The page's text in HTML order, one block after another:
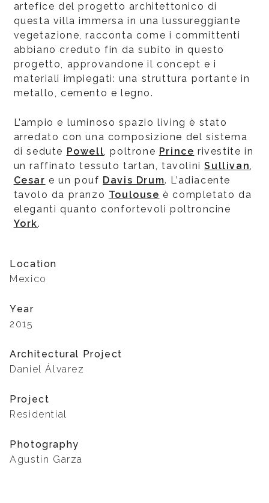
artefice del progetto architettonico di
questa villa immersa in una lussureggiante
vegetazione, racconta come i committenti
abbiano creduto fin da subito in questo
progetto, approvandone il concept e i
materiali impiegati: una struttura portante in
metallo, cemento e legno.
L’ampio e luminoso spazio living è stato
arredato con una composizione del sistema
di sedute Powell, poltrone Prince rivestite in
un raffinato tessuto tartan, tavoliniSullivan,
Cesar e un pouf Davis Drum. L’adiacente
tavolo da pranzo Toulouse è completato da
eleganti quanto confortevoli poltroncine
York.
Location
Mexico
Year
2015
Architectural Project
Daniel Álvarez
Project
Residential
Photography
Agustín Garza